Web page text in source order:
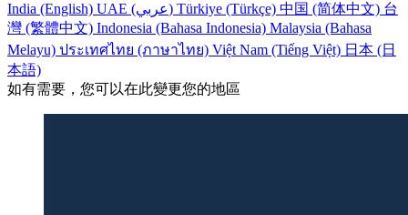
India (English)
UAE (عربي) Türkiye (Türkçe) 中国 (简体中文) 台
灣 (繁體中文) Indonesia (Bahasa Indonesia) Malaysia (Bahasa
Melayu) ประเทศไทย (ภาษาไทย) Việt Nam (Tiếng Việt) 日本 (日
本語)
如有需要，您可以在此變更您的地區